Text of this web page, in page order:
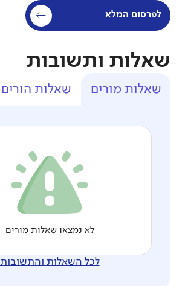
לפרסום המלא
שאלות ותשובות
שאלות מורים שאלות הורים
לא נמצאו שאלות מורים
לכל השאלות והתשובות